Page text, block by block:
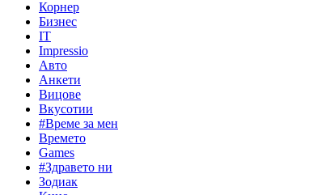
Корнер
Бизнес
IT
Impressio
Авто
Анкети
Вицове
Вкусотии
#Време за мен
Времето
Games
#Здравето ни
Зодиак